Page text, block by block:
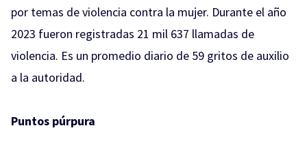
por temas de violencia contra la mujer. Durante el año
2023 fueron registradas 21 mil 637 llamadas de
violencia. Es un promedio diario de 59 gritos de auxilio
a la autoridad.
Puntos púrpura